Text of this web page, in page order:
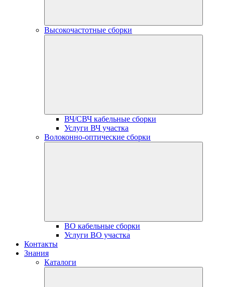
Высокочастотные сборки
ВЧ/СВЧ кабельные сборки
Услуги ВЧ участка
Волоконно-оптические сборки
ВО кабельные сборки
Услуги ВО участка
Контакты
Знания
Каталоги